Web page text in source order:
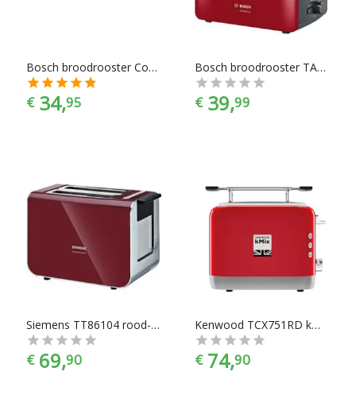
merkselectie vind je makkelijk jouw favoriete merk.
Bosch broodrooster CompactClass TAT3A014
€ 34,95
Bosch broodrooster TAT6A114
€ 39,99
Siemens TT86104 rood-zwart Broodrooster
€ 69,90
Kenwood TCX751RD kMix Broodrooster
€ 74,90